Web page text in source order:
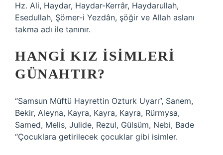
Hz. Ali, Haydar, Haydar-Kerrâr, Haydarullah,
Esedullah, Şömer-i Yezdân, şöğir ve Allah aslanı
takma adı ile tanınır.
HANGI KIZ ISIMLERI
GÜNAHTIR?
“Samsun Müftü Hayrettin Ozturk Uyarı”, Sanem,
Bekir, Aleyna, Kayra, Kayra, Kayra, Rürmysa,
Samed, Melis, Julide, Rezul, Gülsüm, Nebi, Bade
“Çocuklara getirilecek çocuklar gibi isimler.